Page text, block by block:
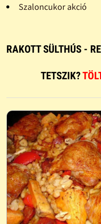
Szaloncukor akció
RAKOTT SÜLTHÚS -
TETSZIK?